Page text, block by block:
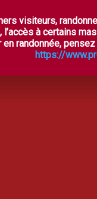
ASPRES SECRÈTES
visiteurs,
l’accès à certains
en randonnée,
https://